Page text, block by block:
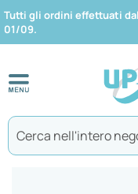
Tutti gli ordini effettuati
01/09.